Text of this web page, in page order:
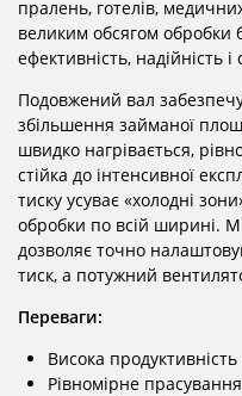
пралень, готелів,
великим обсягом обробки
ефективність, надійність
Подовжений вал
збільшення займаної
швидко нагрівається,
стійка до інтенсивної
тиску усуває «холодні
обробки по всій ширині.
дозволяє точно
тиск, а потужний
Переваги:
Висока
Рівномірне